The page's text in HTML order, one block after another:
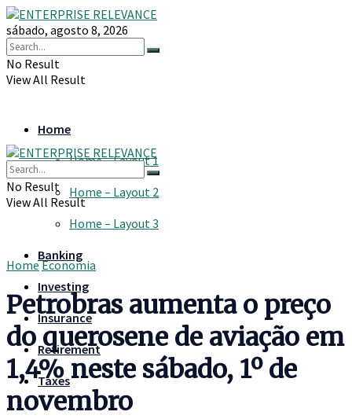
sábado, agosto 8, 2026
No Result
View All Result
Home
Home – Layout 1
Home – Layout 2
Home – Layout 3
Banking
Investing
Insurance
Retirement
Taxes
No Result
View All Result
HomeEconomia
Petrobras aumenta o preço
do querosene de aviação em
1,4% neste sábado, 1º de
novembro